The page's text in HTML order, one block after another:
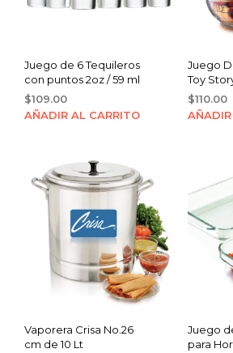
Juego de 6 Tequileros
con puntos 2oz / 59 ml
$109.00
AÑADIR AL CARRITO
Juego
Toy
$110.00
Vaporera Crisa No.26
cm de 10 Lt
Juego
para